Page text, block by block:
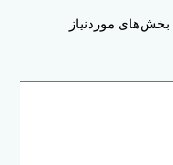
بخش‌های موردنیاز